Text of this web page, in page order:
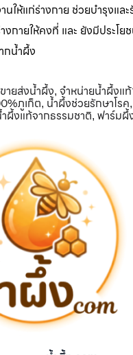
นให้แก่ร่างกาย ช่วยบำรุงแล
งกายให้คงที่ และ ยังมีประโย
กน้ำผึ้ง
ขายส่งน้ำผึ้ง, จำหน่ายน้ำผึ้งแ
ภูเก็ต, น้ำผึ้งช่วยรักษาโรค,
ผึ้งแท้จากธรรมชาติ, ฟาร์มผึ้